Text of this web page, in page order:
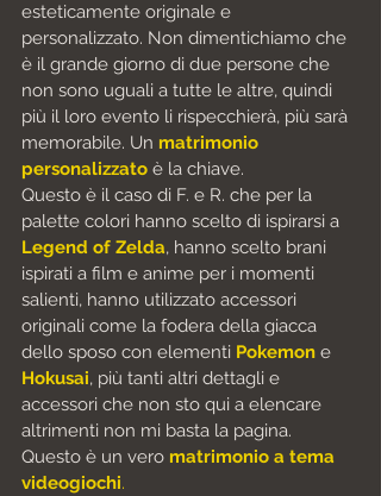
esteticamente originale e
personalizzato. Non dimentichiamo che
è il grande giorno di due persone che
non sono uguali a tutte le altre, quindi
più il loro evento li rispecchierà, più sarà
memorabile. Un matrimonio
personalizzato è la chiave.
Questo è il caso di F. e R. che per la
palette colori hanno scelto di ispirarsi a
Legend of Zelda, hanno scelto brani
ispirati a film e anime per i momenti
salienti, hanno utilizzato accessori
originali come la fodera della giacca
dello sposo con elementi Pokemon e
Hokusai, più tanti altri dettagli e
accessori che non sto qui a elencare
altrimenti non mi basta la pagina.
Questo è un vero matrimonio a tema
videogiochi.